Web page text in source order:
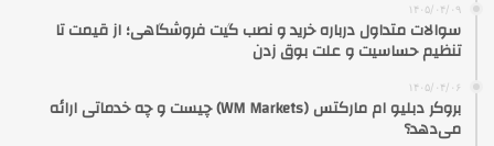
۱۴۰۵/۰۴/۰۹
سوالات متداول درباره خرید و نصب گیت فروشگاهی؛ از قیمت تا
تنظیم حساسیت و علت بوق زدن
۱۴۰۵/۰۴/۰۶
بروکر دبلیو ام مارکتس (WM Markets) چیست و چه خدماتی ارائه
می‌دهد؟